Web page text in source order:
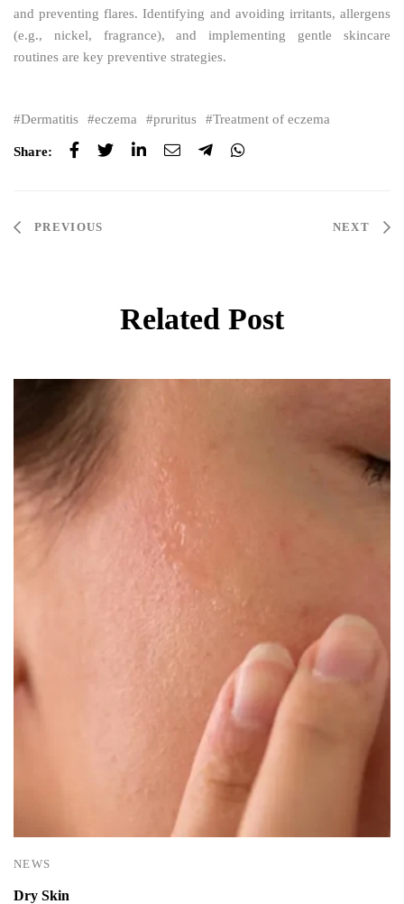
and preventing flares. Identifying and avoiding irritants, allergens
(e.g., nickel, fragrance), and implementing gentle skincare
routines are key preventive strategies.
Dermatitis eczema pruritus Treatment of eczema
Share:
Post
PREVIOUS NEXT
Related Post
NEWS
Dry Skin